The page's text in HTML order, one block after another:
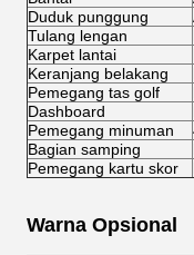
Duduk punggung
Tulang lengan
Karpet lantai
Keranjang belakang
Pemegang tas golf
Dashboard
Pemegang minuman
Bagian samping
Pemegang kartu skor
Warna Opsional